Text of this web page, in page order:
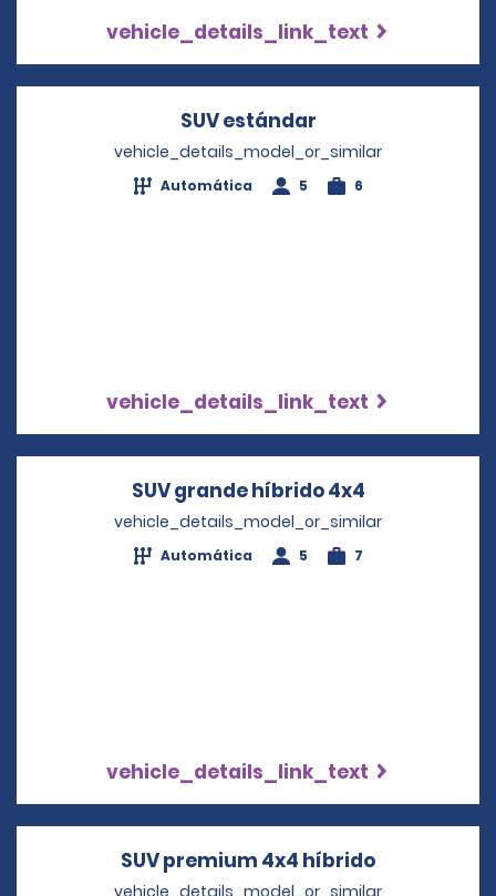
vehicle_details_link_text
SUV estándar
vehicle_details_model_or_similar
Automática 5 6
vehicle_details_link_text
SUV grande híbrido 4x4
vehicle_details_model_or_similar
Automática 5 7
vehicle_details_link_text
SUV premium 4x4 híbrido
vehicle_details_model_or_similar